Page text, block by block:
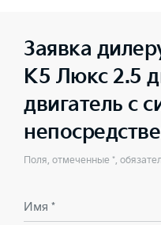
Заявка
K5 Люкс 2.5
двигатель с
Поля, отмеченные *,
Имя *